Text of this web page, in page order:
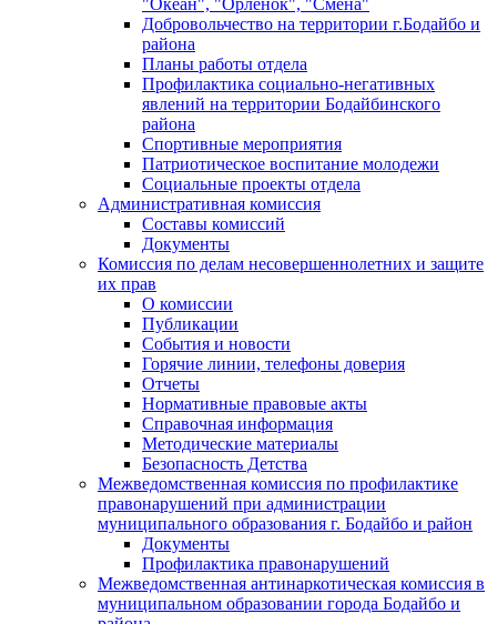
"Океан", "Орленок", "Смена"
Добровольчество на территории г.Бодайбо и
района
Планы работы отдела
Профилактика социально-негативных
явлений на территории Бодайбинского
района
Спортивные мероприятия
Патриотическое воспитание молодежи
Социальные проекты отдела
Административная комиссия
Составы комиссий
Документы
Комиссия по делам несовершеннолетних и защите
их прав
О комиссии
Публикации
События и новости
Горячие линии, телефоны доверия
Отчеты
Нормативные правовые акты
Справочная информация
Методические материалы
Безопасность Детства
Межведомственная комиссия по профилактике
правонарушений при администрации
муниципального образования г. Бодайбо и район
Документы
Профилактика правонарушений
Межведомственная антинаркотическая комиссия в
муниципальном образовании города Бодайбо и